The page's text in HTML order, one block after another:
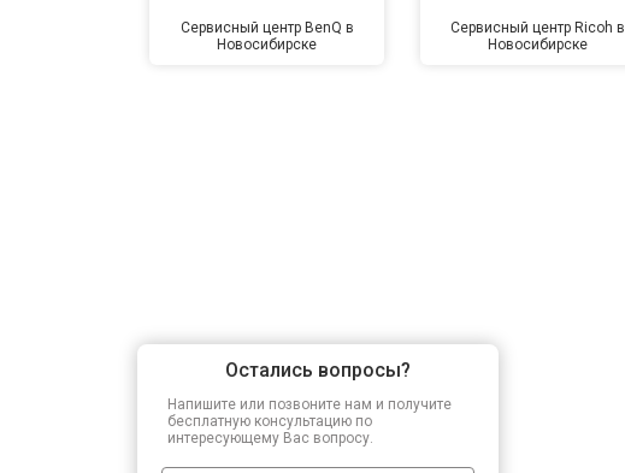
Сервисный центр BenQ в
Новосибирске
Сервисный центр Ricoh в
Новосибирске
Остались вопросы?
Напишите или позвоните нам и получите
бесплатную консультацию по
интересующему Вас вопросу.